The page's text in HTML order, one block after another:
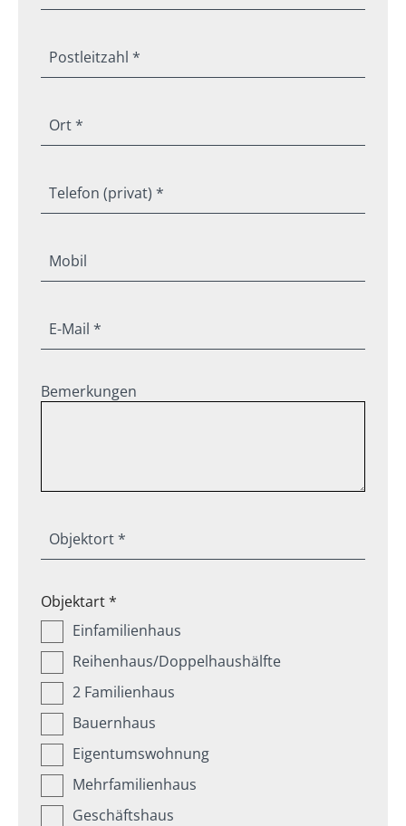
Postleitzahl *
Ort *
Telefon (privat) *
Mobil
E-Mail *
Bemerkungen
Objektort *
Objektart *
Einfamilienhaus
Reihenhaus/Doppelhaushälfte
2 Familienhaus
Bauernhaus
Eigentumswohnung
Mehrfamilienhaus
Geschäftshaus